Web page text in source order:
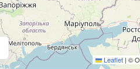
Leaflet | ©